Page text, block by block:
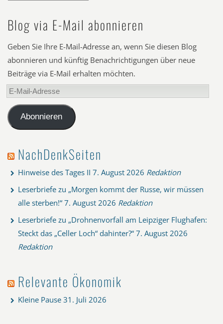
Blog via E-Mail abonnieren
Geben Sie Ihre E-Mail-Adresse an, wenn Sie diesen Blog
abonnieren und künftig Benachrichtigungen über neue
Beiträge via E-Mail erhalten möchten.
E-
Mail-
AdresseAbonnieren
NachDenkSeiten
Hinweise des Tages II 7. August 2026 Redaktion
Leserbriefe zu „Morgen kommt der Russe, wir müssen
alle sterben!“ 7. August 2026 Redaktion
Leserbriefe zu „Drohnenvorfall am Leipziger Flughafen:
Steckt das „Celler Loch“ dahinter?“ 7. August 2026
Redaktion
Relevante Ökonomik
Kleine Pause 31. Juli 2026